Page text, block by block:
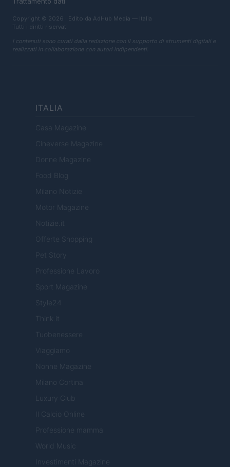
Copyright © 2026 · Edito da AdHub Media — Italia
Tutti i diritti riservati
I contenuti sono curati dalla redazione con il supporto di strumenti digitali e
realizzati in collaborazione con autori indipendenti.
ITALIA
Casa Magazine
Cineverse Magazine
Donne Magazine
Food Blog
Milano Notizie
Motor Magazine
Notizie.it
Offerte Shopping
Pet Story
Professione Lavoro
Sport Magazine
Style24
Think.it
Tuobenessere
Viaggiamo
Nonne Magazine
Milano Cortina
Luxury Club
Il Calcio Online
Professione mamma
World Music
Investimenti Magazine